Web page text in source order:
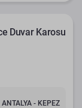
Duvar Karosu
ANTALYA - KEPEZ